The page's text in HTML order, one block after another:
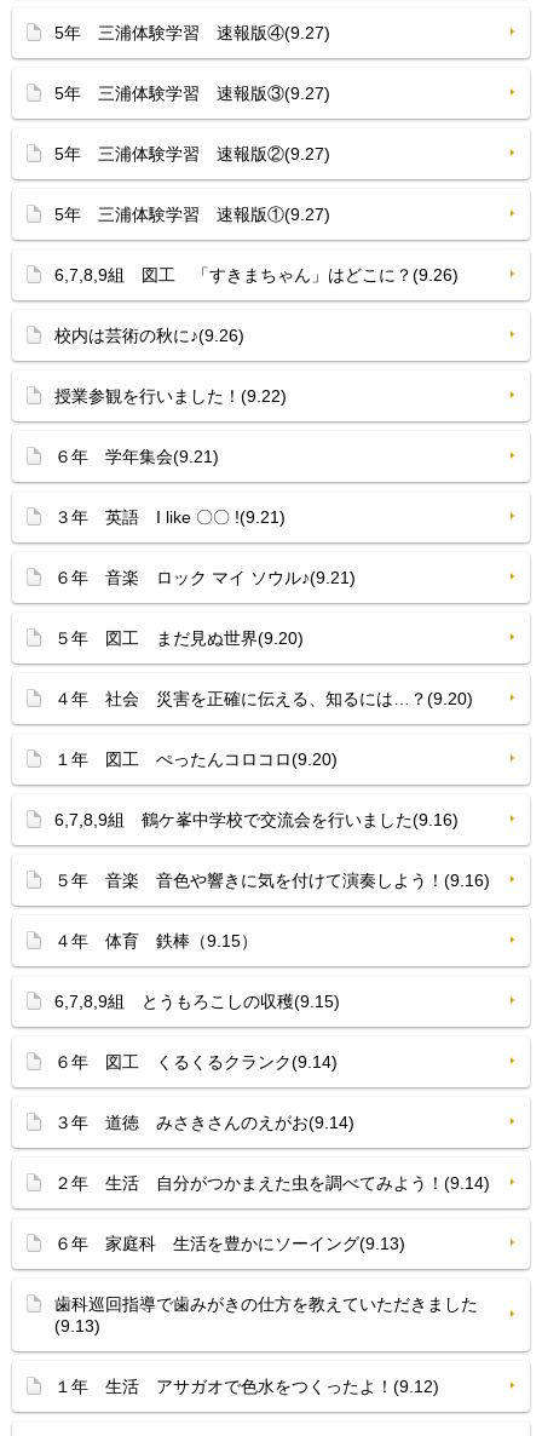
5年 三浦体験学習 速報版④(9.27)
5年 三浦体験学習 速報版③(9.27)
5年 三浦体験学習 速報版②(9.27)
5年 三浦体験学習 速報版①(9.27)
6,7,8,9組 図工 「すきまちゃん」はどこに？(9.26)
校内は芸術の秋に♪(9.26)
授業参観を行いました！(9.22)
６年 学年集会(9.21)
３年 英語 I like 〇〇 !(9.21)
６年 音楽 ロック マイ ソウル♪(9.21)
５年 図工 まだ見ぬ世界(9.20)
４年 社会 災害を正確に伝える、知るには…？(9.20)
１年 図工 ぺったんコロコロ(9.20)
6,7,8,9組 鶴ケ峯中学校で交流会を行いました(9.16)
５年 音楽 音色や響きに気を付けて演奏しよう！(9.16)
４年 体育 鉄棒（9.15）
6,7,8,9組 とうもろこしの収穫(9.15)
６年 図工 くるくるクランク(9.14)
３年 道徳 みさきさんのえがお(9.14)
２年 生活 自分がつかまえた虫を調べてみよう！(9.14)
６年 家庭科 生活を豊かにソーイング(9.13)
歯科巡回指導で歯みがきの仕方を教えていただきました
(9.13)
１年 生活 アサガオで色水をつくったよ！(9.12)